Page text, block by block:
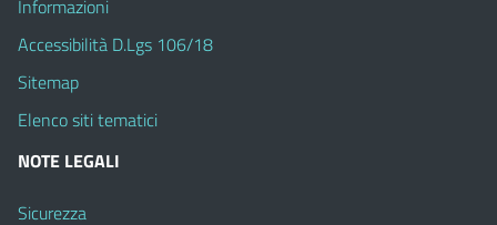
Informazioni
Accessibilità D.Lgs 106/18
Sitemap
Elenco siti tematici
NOTE LEGALI
Sicurezza